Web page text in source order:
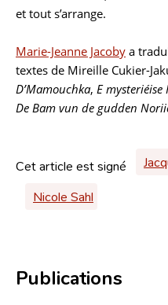
et tout s’arrange.
Marie-Jeanne Jacoby a
textes de Mireille Cukier-
D’Mamouchka, E mysteriéise
De Bam vun de gudden
Cet article est signé
Nicole Sahl
Publications